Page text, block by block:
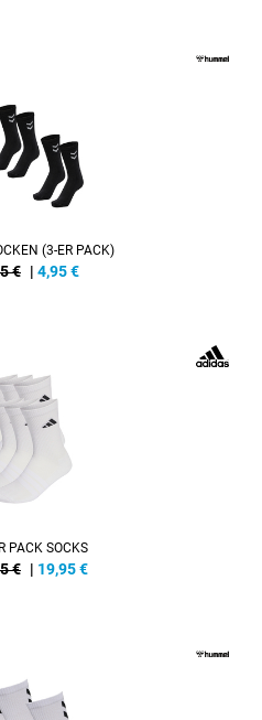
(3-ER PACK)
€ | 4,95€
PACK SOCKS
€ | 19,95€